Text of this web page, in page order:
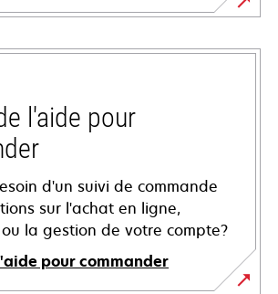
l'aide pour
d'un suivi de commande
sur l'achat en ligne,
la gestion de votre compte?
pour commander